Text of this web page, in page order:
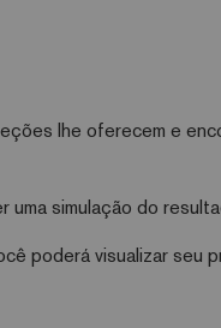
lhe oferecem e
simulação do
poderá visualizar seu